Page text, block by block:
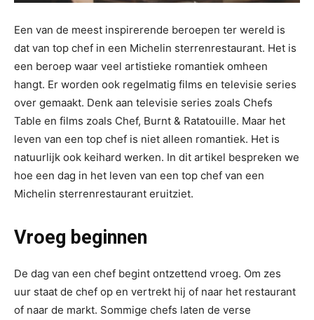
Een van de meest inspirerende beroepen ter wereld is
dat van top chef in een Michelin sterrenrestaurant. Het is
een beroep waar veel artistieke romantiek omheen
hangt. Er worden ook regelmatig films en televisie series
over gemaakt. Denk aan televisie series zoals Chefs
Table en films zoals Chef, Burnt & Ratatouille. Maar het
leven van een top chef is niet alleen romantiek. Het is
natuurlijk ook keihard werken. In dit artikel bespreken we
hoe een dag in het leven van een top chef van een
Michelin sterrenrestaurant eruitziet.
Vroeg beginnen
De dag van een chef begint ontzettend vroeg. Om zes
uur staat de chef op en vertrekt hij of naar het restaurant
of naar de markt. Sommige chefs laten de verse